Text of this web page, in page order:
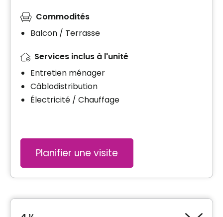
Commodités
Balcon / Terrasse
Services inclus à l'unité
Entretien ménager
Câblodistribution
Électricité / Chauffage
Planifier une visite